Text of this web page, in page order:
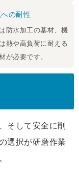
の耐性
防水加工の基材、機
熱や高負荷に耐える
が必要です。
そして安全に削
選択が研磨作業